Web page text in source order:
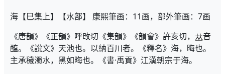
海【巳集上】【水部】 康熙筆画：11画，部外筆画：7画
《唐韻》《正韻》呼攺切《集韻》《韻會》許亥切，
音
醢。《說文》天池也。以納百川者。《釋名》海，晦也。
主承穢濁水，黑如晦也。《書·禹貢》江漢朝宗于海。